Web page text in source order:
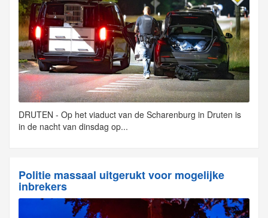
DRUTEN - Op het viaduct van de Scharenburg in Druten is
in de nacht van dinsdag op...
Politie massaal uitgerukt voor mogelijke
inbrekers